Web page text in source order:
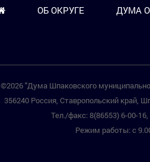
ОБ ОКРУГЕ ДУМА
©2026 "Дума Шпаковского
356240 Россия, Ставропольский край,
Тел./факс: 8(86553) 6-00-
Режим работы: с